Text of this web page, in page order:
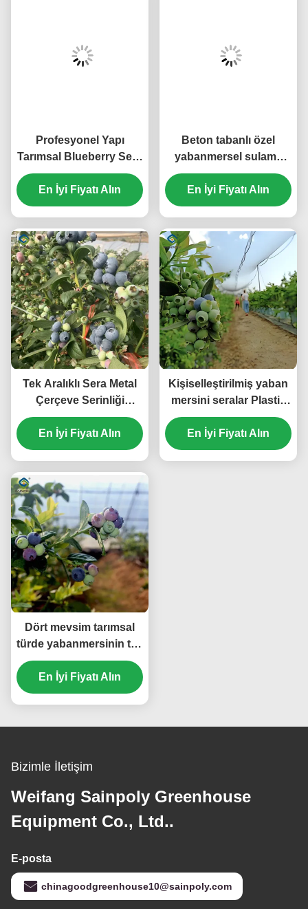
Profesyonel Yapı
Tarımsal Blueberry Sera
Özelleştirilebilir
En İyi Fiyatı Alın
Beton tabanlı özel
yabanmersel sulama
gübre sistemi ile sera
En İyi Fiyatı Alın
Tek Aralıklı Sera Metal
Çerçeve Serinliği
yabanmersini üretmek
için
En İyi Fiyatı Alın
Kişiselleştirilmiş yaban
mersini seralar Plastik
kaplama yağmur
geçirmez
En İyi Fiyatı Alın
Dört mevsim tarımsal
türde yabanmersinin tek
katmanlı ekimi için sera
En İyi Fiyatı Alın
Bizimle İletişim
Weifang Sainpoly Greenhouse
Equipment Co., Ltd..
E-posta
chinagoodgreenhouse10@sainpoly.com